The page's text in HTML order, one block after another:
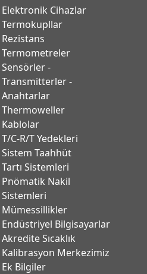
Elektronik Cihazlar
Termokupllar
Rezistans
Termometreler
Sensörler -
Transmitterler -
Anahtarlar
Thermoweller
Kablolar
T/C-R/T Yedekleri
Sistem Taahhüt
Tartı Sistemleri
Pnömatik Nakil
Sistemleri
Mümessillikler
Endüstriyel Bilgisayarlar
Akredite Sıcaklık
Kalibrasyon Merkezimiz
Ek Bilgiler